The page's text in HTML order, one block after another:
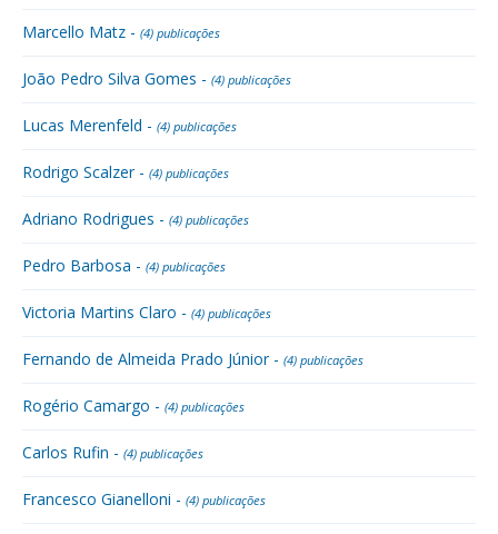
Marcello Matz - (4) publicações
João Pedro Silva Gomes - (4) publicações
Lucas Merenfeld - (4) publicações
Rodrigo Scalzer - (4) publicações
Adriano Rodrigues - (4) publicações
Pedro Barbosa - (4) publicações
Victoria Martins Claro - (4) publicações
Fernando de Almeida Prado Júnior - (4) publicações
Rogério Camargo - (4) publicações
Carlos Rufin - (4) publicações
Francesco Gianelloni - (4) publicações